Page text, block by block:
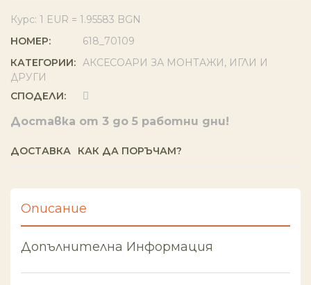
Курс: 1 EUR = 1.95583 BGN
НОМЕР:
618_70109
КАТЕГОРИИ: АКСЕСОАРИ ЗА МОНТАЖИ, ИГЛИ И
ДРУГИ
СПОДЕЛИ:
Доставка от 3 до 5 работни дни!
ДОСТАВКА КАК ДА ПОРЪЧАМ?
Описание
Допълнителна Информация